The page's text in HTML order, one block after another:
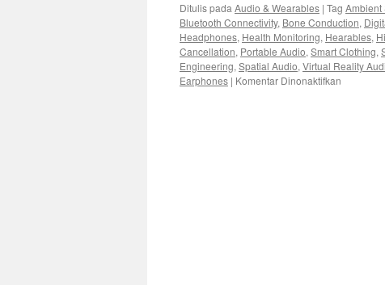
Ditulis pada Audio & Wearables | Tag Ambient
Bluetooth Connectivity, Bone Conduction,
Headphones, Health Monitoring, Hearables,
Cancellation, Portable Audio, Smart Clothing,
Engineering, Spatial Audio, Virtual Reality
Earphones | Komentar Dinonaktifkan